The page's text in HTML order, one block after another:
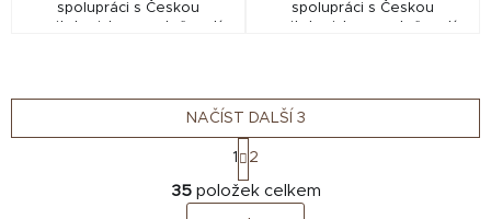
spolupráci s Českou
spolupráci s Českou
O
v
NAČÍST DALŠÍ 3
S
t
r
á
1 2
35položek celkem